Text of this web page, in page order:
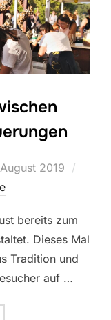
2019
bereits zum
Dieses Mal
Tradition und
auf …